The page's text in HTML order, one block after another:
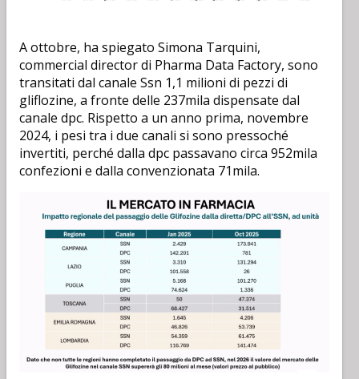
A ottobre, ha spiegato Simona Tarquini,
commercial director di Pharma Data Factory, sono
transitati dal canale Ssn 1,1 milioni di pezzi di
gliflozine, a fronte delle 237mila dispensate dal
canale dpc. Rispetto a un anno prima, novembre
2024, i pesi tra i due canali si sono pressoché
invertiti, perché dalla dpc passavano circa 952mila
confezioni e dalla convenzionata 71mila.